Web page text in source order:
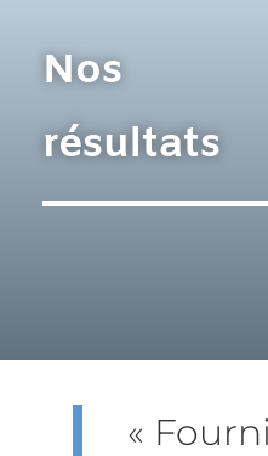
Nos
résultats
«